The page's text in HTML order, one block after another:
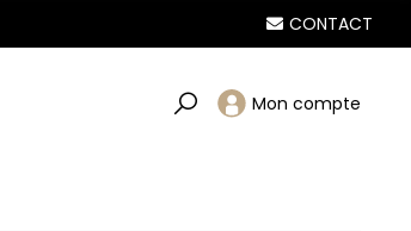
CONTACT
Mon compte